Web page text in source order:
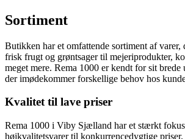
Sortiment
Butikken har et omfattende sortiment af
frisk frugt og grøntsager til mejeriprodukter,
meget mere. Rema 1000 er kendt for sit brede
der imødekommer forskellige behov hos
Kvalitet til lave priser
Rema 1000 i Viby Sjælland har et stærkt
højkvalitetsvarer til konkurrencedygtige